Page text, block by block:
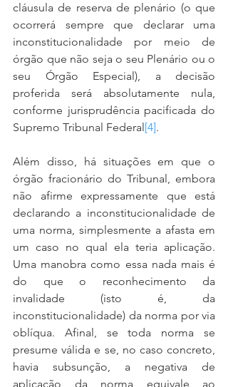
cláusula de reserva de plenário (o que
ocorrerá sempre que declarar uma
inconstitucionalidade por meio de
órgão que não seja o seu Plenário ou o
seu Órgão Especial), a decisão
proferida será absolutamente nula,
conforme jurisprudência pacificada do
Supremo Tribunal Federal[4].
Além disso, há situações em que o
órgão fracionário do Tribunal, embora
não afirme expressamente que está
declarando a inconstitucionalidade de
uma norma, simplesmente a afasta em
um caso no qual ela teria aplicação.
Uma manobra como essa nada mais é
do que o reconhecimento da
invalidade (isto é, da
inconstitucionalidade) da norma por via
oblíqua. Afinal, se toda norma se
presume válida e se, no caso concreto,
havia subsunção, a negativa de
aplicação da norma equivale ao